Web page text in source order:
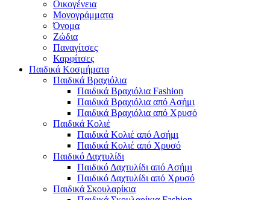
Οικογένεια
Μονογράμματα
Όνομα
Ζώδια
Παναγίτσες
Καρφίτσες
Παιδικά Κοσμήματα
Παιδικά Βραχιόλια
Παιδικά Βραχιόλια Fashion
Παιδικά Βραχιόλια από Ασήμι
Παιδικά Βραχιόλια από Χρυσό
Παιδικά Κολιέ
Παιδικά Κολιέ από Ασήμι
Παιδικά Κολιέ από Χρυσό
Παιδικό Δαχτυλίδι
Παιδικό Δαχτυλίδι από Ασήμι
Παιδικό Δαχτυλίδι από Χρυσό
Παιδικά Σκουλαρίκια